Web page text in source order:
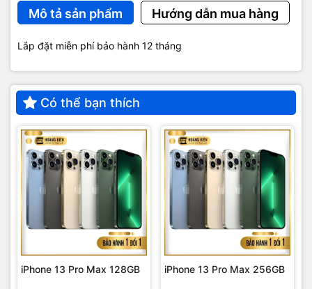
Mô tả sản phẩm Hướng dẫn mua hàng
Lắp đặt miễn phí bảo hành 12 tháng
Có thể bạn thích
iPhone 13 Pro Max 128GB iPhone 13 Pro Max 256GB